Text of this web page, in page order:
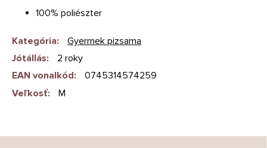
100% poliészter
Kategória:
Gyermek pizsama
Jótállás:
2 roky
EAN vonalkód:
0745314574259
Veľkosť: M